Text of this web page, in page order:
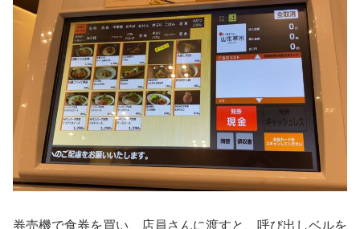
券売機で食券を買い、店員さんに渡すと、呼び出しベルを